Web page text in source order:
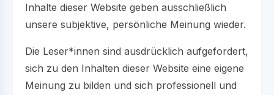
Inhalte dieser Website geben ausschließlich
unsere subjektive, persönliche Meinung wieder.
Die Leser*innen sind ausdrücklich aufgefordert,
sich zu den Inhalten dieser Website eine eigene
Meinung zu bilden und sich professionell und